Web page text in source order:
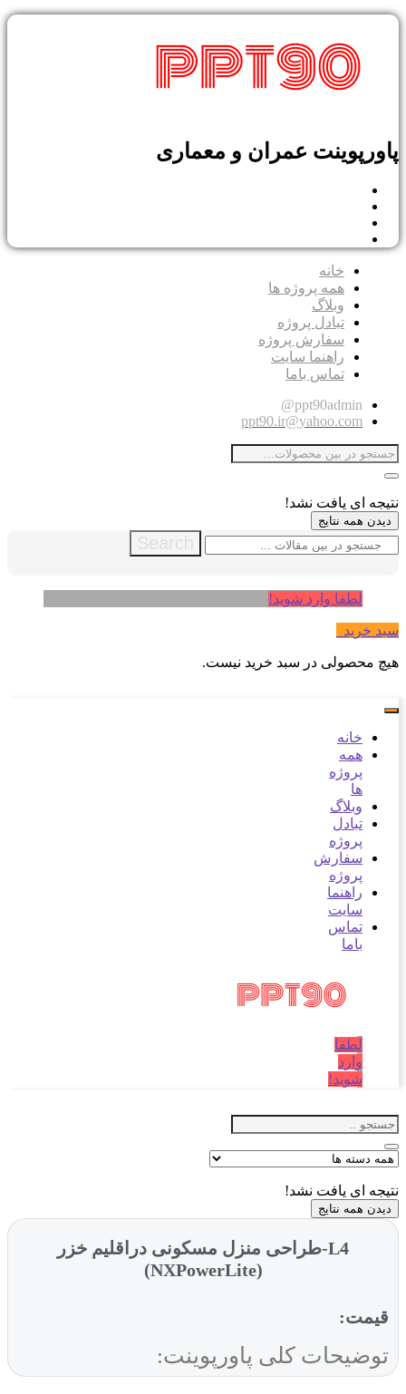
پاورپوینت عمران و معماری
خانه
همه پروژه ها
وبلاگ
تبادل پروژه
سفارش پروژه
راهنما سایت
تماس باما
ppt90admin@
ppt90.ir@yahoo.com
نتیجه ای یافت نشد!
دیدن همه نتایج
Search
لطفا وارد شوید!
سبد خرید
هیچ محصولی در سبد خرید نیست.
خانه
همه
پروژه
ها
وبلاگ
تبادل
پروژه
سفارش
پروژه
راهنما
سایت
تماس
باما
لطفا
وارد
شوید!
نتیجه ای یافت نشد!
دیدن همه نتایج
L4-طراحی منزل مسکونی دراقلیم خزر
(NXPowerLite)
قیمت:
توضیحات کلی پاورپوینت: